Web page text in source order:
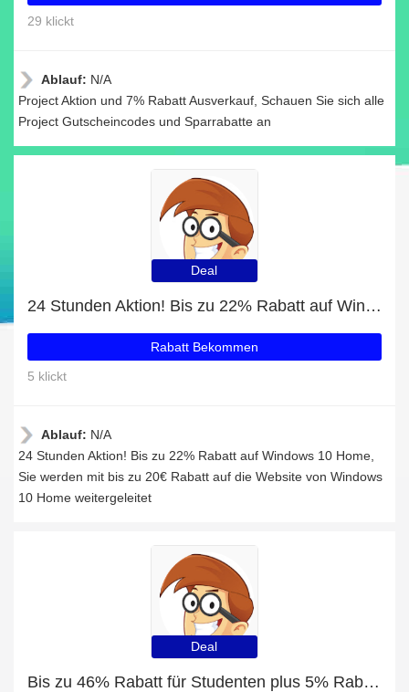
29 klickt
Ablauf: N/A
Project Aktion und 7% Rabatt Ausverkauf, Schauen Sie sich alle
Project Gutscheincodes und Sparrabatte an
Deal
24 Stunden Aktion! Bis zu 22% Rabatt auf Windows 10 Home
Rabatt Bekommen
5 klickt
Ablauf: N/A
24 Stunden Aktion! Bis zu 22% Rabatt auf Windows 10 Home,
Sie werden mit bis zu 20€ Rabatt auf die Website von Windows
10 Home weitergeleitet
Deal
Bis zu 46% Rabatt für Studenten plus 5% Rabatt auf Word